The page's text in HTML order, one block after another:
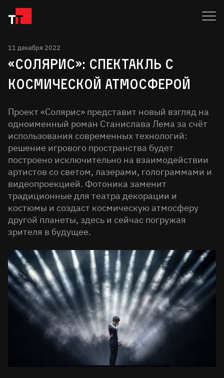
11 декабря 2022
«СОЛЯРИС»: СПЕКТАКЛЬ С
КОСМИЧЕСКОЙ АТМОСФЕРОЙ
Проект «Солярис» представит новый взгляд на
одноименный роман Станислава Лема за счёт
использования современных технологий:
решение игрового пространства будет
построено исключительно на взаимодействии
артистов со светом, лазерами, голограммами и
видеопроекцией. Фотоника заменит
традиционные для театра декорации и
костюмы и создаст космическую атмосферу
другой планеты, здесь и сейчас погружая
зрителя в будущее.